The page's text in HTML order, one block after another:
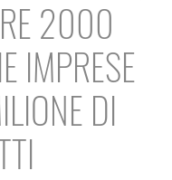
2000
IMPRESE
DI